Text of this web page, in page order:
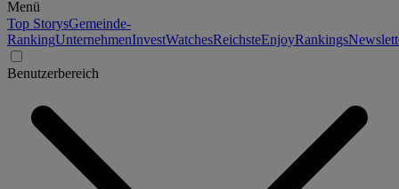
Menü
Top StorysGemeinde-
RankingUnternehmenInvestWatchesReichsteEnjoyRankings
Benutzerbereich